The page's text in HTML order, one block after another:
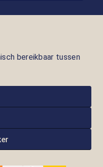
bereikbaar tussen